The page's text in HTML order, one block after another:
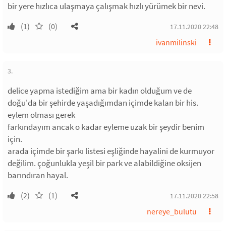
bir yere hızlıca ulaşmaya çalışmak hızlı yürümek bir nevi.
(1) (0) 17.11.2020 22:48
ivanmilinski
3.
delice yapma istediğim ama bir kadın olduğum ve de
doğu'da bir şehirde yaşadığımdan içimde kalan bir his.
eylem olması gerek
farkındayım ancak o kadar eyleme uzak bir şeydir benim
için.
arada içimde bir şarkı listesi eşliğinde hayalini de kurmuyor
değilim. çoğunlukla yeşil bir park ve alabildiğine oksijen
barındıran hayal.
(2) (1) 17.11.2020 22:58
nereye_bulutu